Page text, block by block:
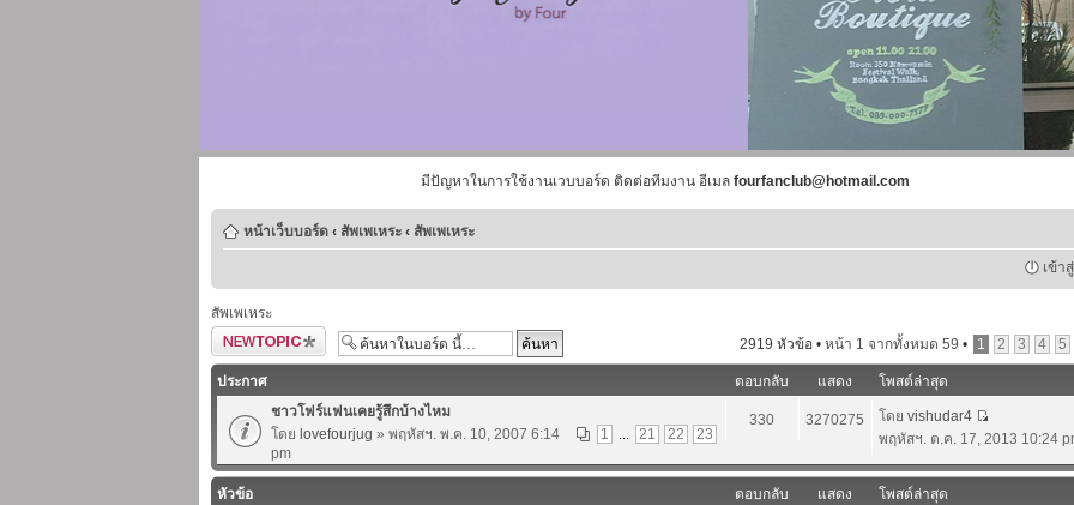
มีปัญหาในการใช้งานเวบบอร์ด ติดต่อทีมงาน อีเมล fourfanclub@hotmail.com
หน้าเว็บบอร์ด ‹ สัพเพเหระ ‹ สัพเพเหระ
เข้า
สัพเพเหระ
ตั้งกระทู้ใหม่
2919 หัวข้อ • หน้า 1 จากทั้งหมด 59 • 1 2 3 4 5
ประกาศ ตอบกลับ แสดง
โพสต์ล่าสุด
ชาวโฟร์แฟนเคยรู้สึกบ้างไหม
1
... 21 22 23
โดย lovefourjug » พฤหัสฯ. พ.ค. 10, 2007 6:14
pm
330 3270275 โดย vishudar4
พฤหัสฯ. ต.ค. 17, 2013 10:24
หัวข้อ ตอบกลับ แสดง
โพสต์ล่าสุด